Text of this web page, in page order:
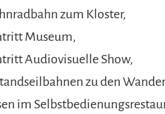
zum Kloster,
Museum,
Audiovisuelle Show,
zu den
im